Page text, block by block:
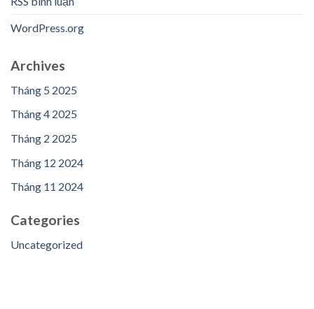
WordPress.org
Archives
Tháng 5 2025
Tháng 4 2025
Tháng 2 2025
Tháng 12 2024
Tháng 11 2024
Categories
Uncategorized